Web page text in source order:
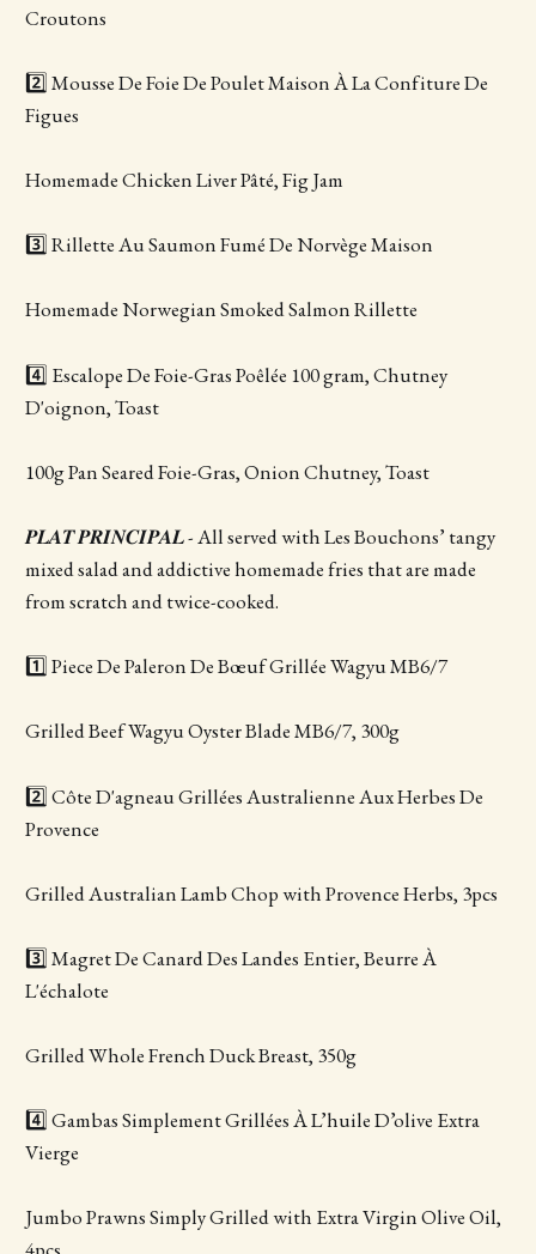
Croutons
2️⃣ Mousse De Foie De Poulet Maison À La Confiture De
Figues
Homemade Chicken Liver Pâté, Fig Jam
3️⃣ Rillette Au Saumon Fumé De Norvège Maison
Homemade Norwegian Smoked Salmon Rillette
4️⃣ Escalope De Foie-Gras Poêlée 100 gram, Chutney
D'oignon, Toast
100g Pan Seared Foie-Gras, Onion Chutney, Toast
𝑷𝑳𝑨𝑻 𝑷𝑹𝑰𝑵𝑪𝑰𝑷𝑨𝑳 - All served with Les Bouchons’ tangy
mixed salad and addictive homemade fries that are made
from scratch and twice-cooked.
1️⃣ Piece De Paleron De Bœuf Grillée Wagyu MB6/7
Grilled Beef Wagyu Oyster Blade MB6/7, 300g
2️⃣ Côte D'agneau Grillées Australienne Aux Herbes De
Provence
Grilled Australian Lamb Chop with Provence Herbs, 3pcs
3️⃣ Magret De Canard Des Landes Entier, Beurre À
L'échalote
Grilled Whole French Duck Breast, 350g
4️⃣ Gambas Simplement Grillées À L’huile D’olive Extra
Vierge
Jumbo Prawns Simply Grilled with Extra Virgin Olive Oil,